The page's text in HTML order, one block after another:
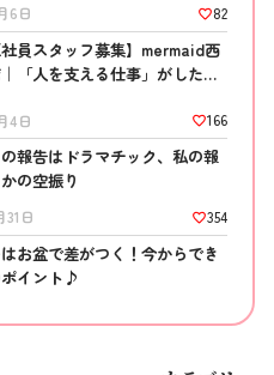
6日 82
社員スタッフ募集】mermaid西
「人を支える仕事」がしたい
4日 166
報告はドラマチック、私の報
の空振り
31日 354
お盆で差がつく！今からでき
イント♪